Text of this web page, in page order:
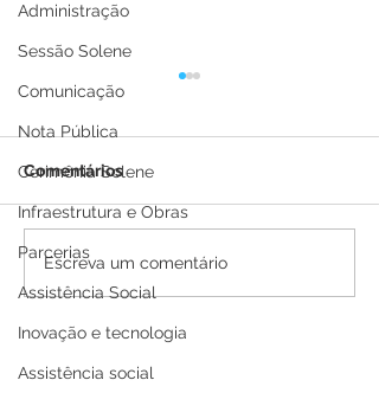
Administração
Sessão Solene
Comunicação
Nota Pública
Cerimônia Solene
Infraestrutura e Obras
Parcerias
Assistência Social
Inovação e tecnologia
Assistência social
Boletim Covid-19
atualizado, 25 de julho
Comentários
Escreva um comentário